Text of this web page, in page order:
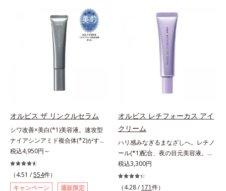
scholarにより国内化粧品業界にお
いて該当文献がないことを確認（ポ
ーラ化成研究所調べ）アレルギーテ
スト済＝全ての方にアレルギーが起
こらないということではありませ
ん。ノンコメドジェニックテスト済
と）ができないというわけではあり
計で、あなたのエイジングケアを応
援します。*1 メラニンの生成を抑
え、シミ・ソバカスを防ぐ（ウォッ
シュ除く）*2 オルビス内スキンケ
アシリーズの保湿力*3 年齢に応じ
る*5 乾燥、ハリ・ツヤのなさ
キス配合＝うるおいを与えハリと透
明感に満ちた肌へ導く保湿成分*9
メマツヨイグサ抽出液、スイカズラ
エキス配合＝角層のすみずみまで水
分・油分を保ち、ハリ・ツヤを与え
る保湿成分*10 気持ちのことアレ
ルギーテスト済＝全ての方にアレル
ギーが起こらないということではあ
た美しい肌へと導きます。ポーラ・
オルビスグループ独自の肌荒れ防止
有効成分として、「DF-パンテノー
ル(*3)」を国内唯一(*4)、高濃度で
配合。角層のバリア機能にアプロー
リ感あふれる肌へと導きます。うる
おいに満ちたゆらがない肌をご体感
いただくために設計された3ステッ
プで、いつも力強く美しくあり続け
るあなたを応援します。*1 肌にう
るおいが満ち、維持されている状態
*2 年齢に応じたお手入れのこと
キンケア0番目に、かつてないクレ
ンジング(*2)をご用意しました。ポ
ーラ化成は独自の先端研究により、
ナノバブルよりも小さい超微粒子
(*3)をクレンジングに搭載すること
に成功。毛穴よりはるかに小さい超
微粒子とオイルが肌と汚れの間に入
することを防止し、細かい毛穴汚れ
をごっそりするん！角栓溶解オイル
(*4)が詰まりや黒ずみも溶かして、
毛穴の目立ちにくいすべすべ肌に洗
い上げます。大人肌のためのくすみ
(*5)を晴らすアプローチによって圧
巻の洗浄力と保湿力を叶え、毛穴目
オルビス ザ リンクルセラム
シワ改善×美白(*1)美容液。速攻型
ナイアシンアミド複合体(*2)がすば
やく浸透(*3)。ピンと、パッと。大
人の肌にハリ感を。シワ改善×美白
(*1)美容液。ポーラ化成 研究所の独
自研究で見出した、速攻型ナイアシ
税込4,950円～
（4.51 /554件）
キャンペーン
通販限定
オルビス レチフォーカス アイ
クリーム
ハリ感みなぎるまなざしへ。レチノ
ール(*1)配合、夜の目元美容液。オ
ルビスの目元技術を結集し、ハリ感
みなぎるまなざしへ。レチノール
(*1)配合の目元美容液です。目元悩
税込3,300円
（4.28 / 171件）